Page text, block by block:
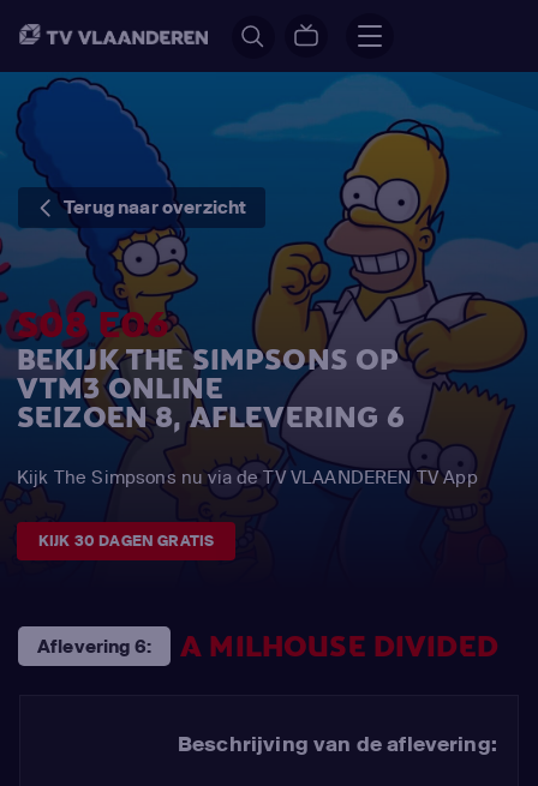
Terug naar overzicht
S08 E06
BEKIJK THE SIMPSONS OP
VTM3 ONLINE
SEIZOEN 8, AFLEVERING 6
Kijk The Simpsons nu via de TV VLAANDEREN TV App
KIJK 30 DAGEN GRATIS
Aflevering 6: A MILHOUSE DIVIDED
Beschrijving van de aflevering: